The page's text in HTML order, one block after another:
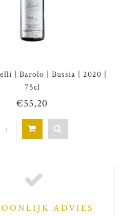
| Barolo | Bussia | 2020 |
75cl
€55,20
ADVIES